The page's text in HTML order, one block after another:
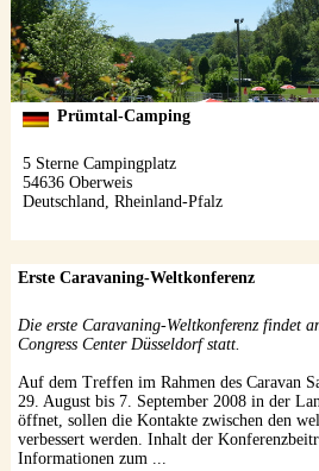
Erste Caravaning-Weltkonferenz
Die erste Caravaning-Weltkonferenz findet
Congress Center Düsseldorf statt.
Auf dem Treffen im Rahmen des Caravan
29. August bis 7. September 2008 in der
öffnet, sollen die Kontakte zwischen den
verbessert werden. Inhalt der
Informationen zum ...